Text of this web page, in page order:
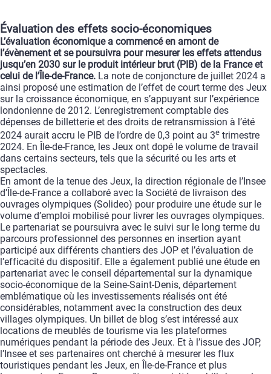
Évaluation des effets socio-économiques
L’évaluation économique a commencé en amont de
l’évènement et se poursuivra pour mesurer les effets attendus
jusqu’en 2030 sur le produit intérieur brut (PIB) de la France et
celui de l’Île-de-France. La note de conjoncture de juillet 2024 a
ainsi proposé une estimation de l’effet de court terme des Jeux
sur la croissance économique, en s’appuyant sur l’expérience
londonienne de 2012. L’enregistrement comptable des
dépenses de billetterie et des droits de retransmission à l’été
2024 aurait accru le PIB de l’ordre de 0,3 point au 3e trimestre
2024. En Île-de-France, les Jeux ont dopé le volume de travail
dans certains secteurs, tels que la sécurité ou les arts et
spectacles.
En amont de la tenue des Jeux, la direction régionale de l’Insee
d’Île-de-France a collaboré avec la Société de livraison des
ouvrages olympiques (Solideo) pour produire une étude sur le
volume d’emploi mobilisé pour livrer les ouvrages olympiques.
Le partenariat se poursuivra avec le suivi sur le long terme du
parcours professionnel des personnes en insertion ayant
participé aux différents chantiers des JOP et l’évaluation de
l’efficacité du dispositif. Elle a également publié une étude en
partenariat avec le conseil départemental sur la dynamique
socio-économique de la Seine-Saint-Denis, département
emblématique où les investissements réalisés ont été
considérables, notamment avec la construction des deux
villages olympiques. Un billet de blog s’est intéressé aux
locations de meublés de tourisme via les plateformes
numériques pendant la période des Jeux. Et à l’issue des JOP,
l’Insee et ses partenaires ont cherché à mesurer les flux
touristiques pendant les Jeux, en Île-de-France et plus